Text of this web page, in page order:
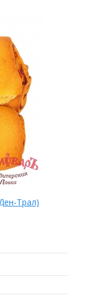
Трал)